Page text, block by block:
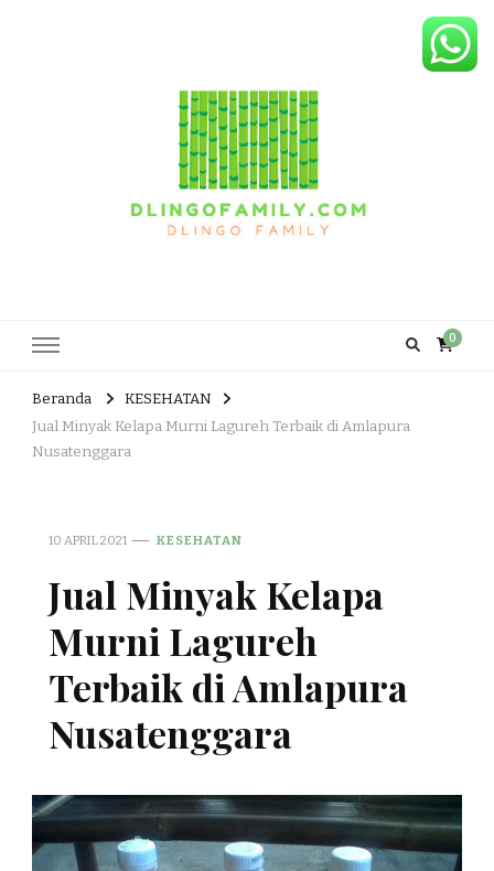
0
Beranda
KESEHATAN
Jual Minyak Kelapa Murni Lagureh Terbaik di Amlapura
Nusatenggara
10 APRIL 2021 KESEHATAN
Jual Minyak Kelapa
Murni Lagureh
Terbaik di Amlapura
Nusatenggara